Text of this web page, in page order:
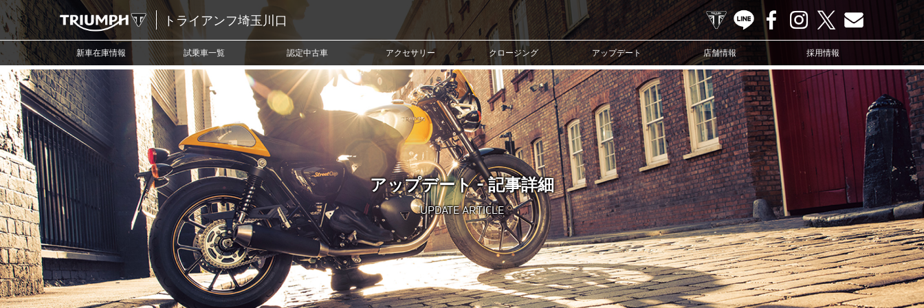
トライアンフ埼玉川口 TRIUMPH OFFICIAL SITE
LINE FacebookInstagram Contact us
新車在庫情報 試乗車一覧 認定中古車 アクセサリー クロージング アップデート 店舗情報 採用情報
アップデート - 記事詳細
UPDATE ARTICLE